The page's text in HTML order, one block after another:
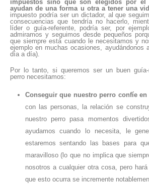
impuestos sino que son elegidos por
ayudan de una forma u otra a tener una
impuesto podría ser un dictador, al que
consecuencias que tendría no hacerlo,
líder o guía-referente, podría ser, por
admiramos y seguimos desde pequeños
que siempre está cuando le necesitamos y
ejemplo en muchas ocasiones, ayudándonos
día a día).
Por lo tanto, si queremos ser un buen guía-
perro necesitamos:
Conseguir que nuestro perro confíe
con las personas, la relación se
nuestro perro pasa momentos
ayudamos cuando lo necesita, le
estaremos sentando las bases para
maravilloso (lo que no implica que
nosotros a cualquier otra cosa, pero
que esto ocurra se incremente